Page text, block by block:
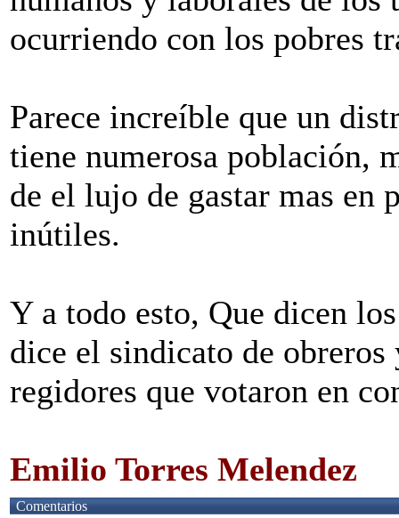
ocurriendo con los pobres
Parece increíble que un
tiene numerosa población,
de el lujo de gastar mas en
inútiles.
Y a todo esto, Que dicen
dice el sindicato de obreros
regidores que votaron en
Emilio Torres Melendez
Comentarios